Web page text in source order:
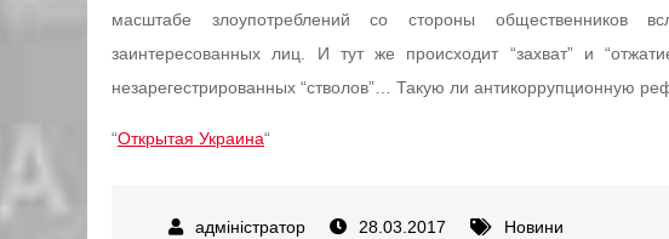
масштабе злоупотреблений со стороны общественников
заинтересованных лиц. И тут же происходит “захват” и
незарегестрированных “стволов”… Такую ли антикоррупционную
“Открытая Украина“
28.03.2017 Новини